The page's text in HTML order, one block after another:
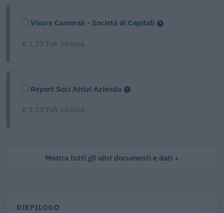
Visure Camerali - Società di Capitali
€ 7,77 IVA inclusa
Report Soci Attivi Azienda
€ 3,33 IVA inclusa
Mostra tutti gli altri documenti e dati
RIEPILOGO